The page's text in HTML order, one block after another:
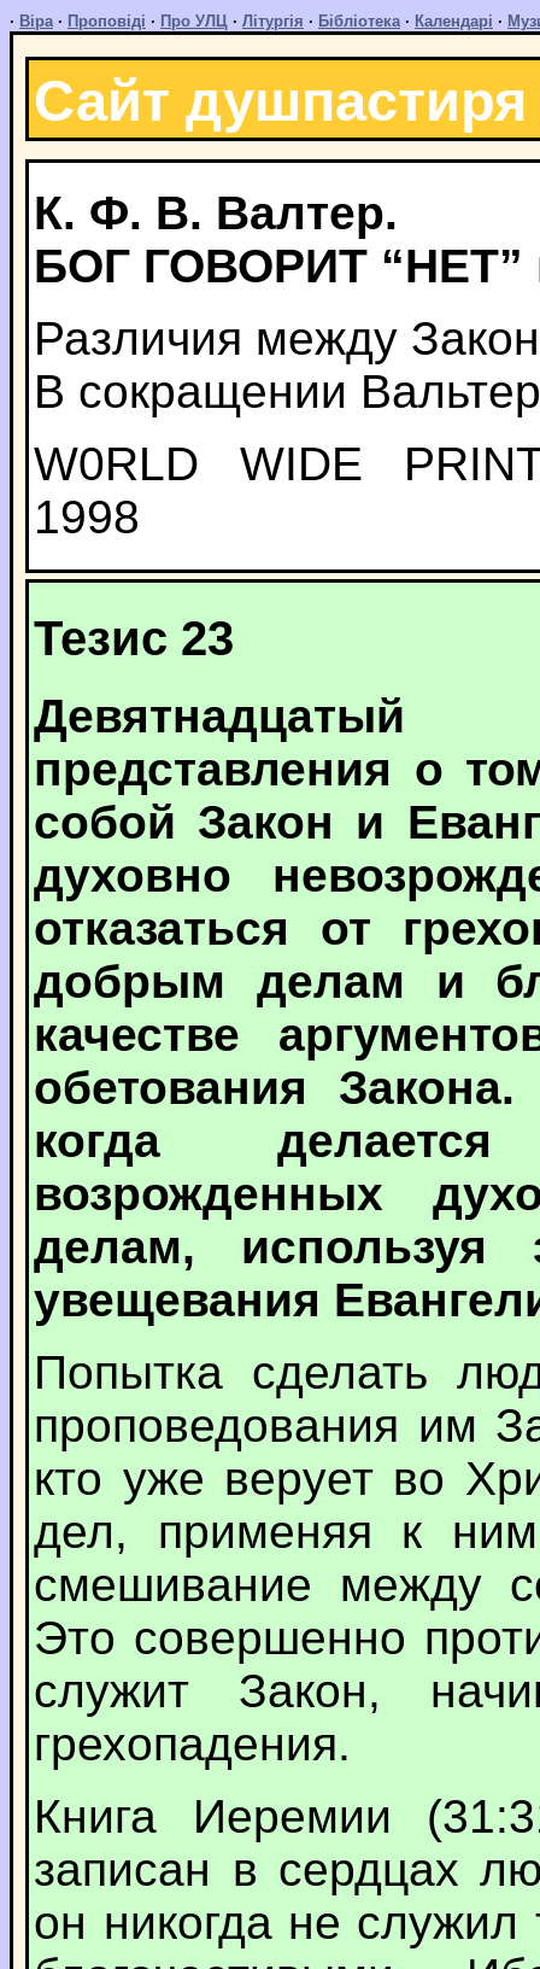
· Віра· Проповіді · Про УЛЦ · Літургія · Бібліотека· Календарі ·
Сайт
К. Ф. В. Валтер.
БОГ ГОВОРИТ
Различия между
В сокращении
W0RLD WIDE
1998
Тезис 23
представления о
собой Закон и
духовно
отказаться от
добрым делам и
качестве
обетования
когда
возрожденных
делам, используя
увещевания
Попытка сделать
проповедования им
кто уже верует во
дел, применяя к
смешивание между
Это совершенно
служит Закон,
грехопадения.
Книга Иеремии
записан в сердцах
он никогда не